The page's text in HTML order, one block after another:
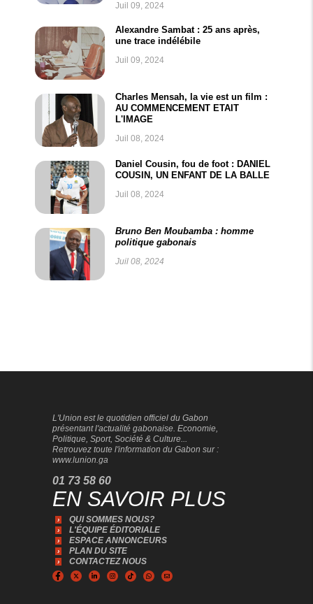
Juil 09, 2024
Alexandre Sambat : 25 ans après,
une trace indélébile
Juil 09, 2024
Charles Mensah, la vie est un film :
AU COMMENCEMENT ETAIT
L'IMAGE
Juil 08, 2024
Daniel Cousin, fou de foot : DANIEL
COUSIN, UN ENFANT DE LA BALLE
Juil 08, 2024
Bruno Ben Moubamba : homme
politique gabonais
Juil 08, 2024
L'Union est le quotidien officiel du Gabon
présentant l'actualité gabonaise. Economie,
Politique, Sport, Société & Culture...
Retrouvez toute l'information du Gabon sur :
www.lunion.ga
01 73 58 60
EN SAVOIR PLUS
QUI SOMMES NOUS?
L'ÉQUIPE ÉDITORIALE
ESPACE ANNONCEURS
PLAN DU SITE
CONTACTEZ NOUS